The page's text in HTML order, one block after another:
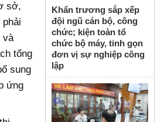
Khẩn trương sắp xếp
đội ngũ cán bộ, công
chức; kiện toàn tổ
chức bộ máy, tinh gọn
đơn vị sự nghiệp công
lập
sở,
và
tổng
sung
ứng